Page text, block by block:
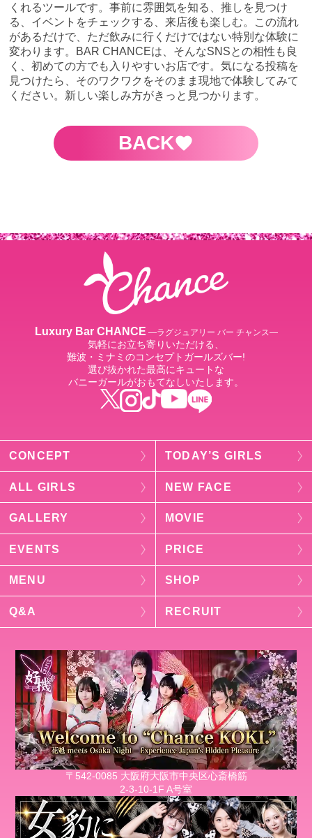
くれるツールです。事前に雰囲気を知る、推しを見つけ
る、イベントをチェックする、来店後も楽しむ。この流れ
があるだけで、ただ飲みに行くだけではない特別な体験に
変わります。BAR CHANCEは、そんなSNSとの相性も良
く、初めての方でも入りやすいお店です。気になる投稿を
見つけたら、そのワクワクをそのまま現地で体験してみて
ください。新しい楽しみ方がきっと見つかります。
BACK
Luxury Bar CHANCE ―ラグジュアリー バー チャンス―
気軽にお立ち寄りいただける、
難波・ミナミのコンセプトガールズバー!
選び抜かれた最高にキュートな
バニーガールがおもてなしいたします。
CONCEPT TODAY’S GIRLS
ALL GIRLS NEW FACE
GALLERY MOVIE
EVENTS PRICE
MENU SHOP
Q&A RECRUIT
〒542-0085 大阪府大阪市中央区心斎橋筋
2-3-10-1F A号室